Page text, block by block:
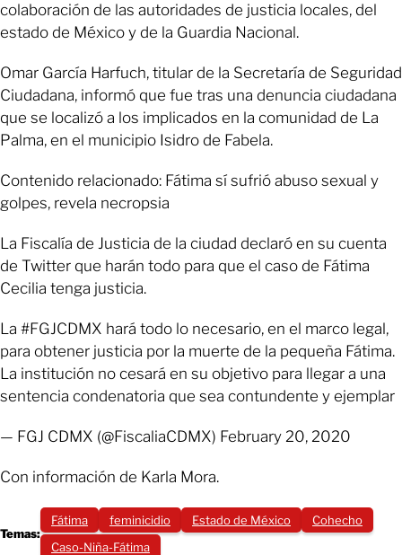
colaboración de las autoridades de justicia locales, del
estado de México y de la Guardia Nacional.
Omar García Harfuch, titular de la Secretaría de Seguridad
Ciudadana, informó que fue tras una denuncia ciudadana
que se localizó a los implicados en la comunidad de La
Palma, en el municipio Isidro de Fabela.
Contenido relacionado: Fátima sí sufrió abuso sexual y
golpes, revela necropsia
La Fiscalía de Justicia de la ciudad declaró en su cuenta
de Twitter que harán todo para que el caso de Fátima
Cecilia tenga justicia.
La #FGJCDMX hará todo lo necesario, en el marco legal,
para obtener justicia por la muerte de la pequeña Fátima.
La institución no cesará en su objetivo para llegar a una
sentencia condenatoria que sea contundente y ejemplar
— FGJ CDMX (@FiscaliaCDMX) February 20, 2020
Con información de Karla Mora.
Temas:
Fátima feminicidio Estado de México
Cohecho
Caso-Niña-Fátima